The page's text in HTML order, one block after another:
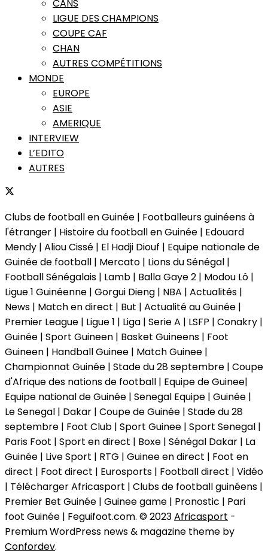
CANS
LIGUE DES CHAMPIONS
COUPE CAF
CHAN
AUTRES COMPÉTITIONS
MONDE
EUROPE
ASIE
AMERIQUE
INTERVIEW
L’EDITO
AUTRES
Clubs de football en Guinée | Footballeurs guinéens à
l'étranger | Histoire du football en Guinée | Edouard
Mendy | Aliou Cissé | El Hadji Diouf | Equipe nationale de
Guinée de football | Mercato | Lions du Sénégal |
Football Sénégalais | Lamb | Balla Gaye 2 | Modou Lô |
Ligue 1 Guinéenne | Gorgui Dieng | NBA | Actualités |
News | Match en direct | But | Actualité au Guinée |
Premier League | Ligue 1 | Liga | Serie A | LSFP | Conakry |
Guinée | Sport Guineen | Basket Guineens | Foot
Guineen | Handball Guinee | Match Guinee |
Championnat Guinée | Stade du 28 septembre | Coupe
d'Afrique des nations de football | Equipe de Guinee|
Equipe national de Guinée | Senegal Equipe | Guinée |
Le Senegal | Dakar | Coupe de Guinée | Stade du 28
septembre | Foot Club | Sport Guinee | Sport Senegal |
Paris Foot | Sport en direct | Boxe | Sénégal Dakar | La
Guinée | Live Sport | RTG | Guinee en direct | Foot en
direct | Foot direct | Eurosports | Football direct | Vidéo
| Télécharger Africasport | Clubs de football guinéens |
Premier Bet Guinée | Guinee game | Pronostic | Pari
foot Guinée | Feguifoot.com. © 2023Africasport -
Premium WordPress news & magazine theme by
Confordev.